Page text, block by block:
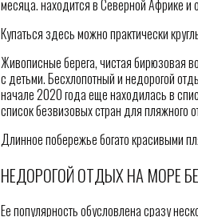
месяца. находится в Северной Африке
Купаться здесь можно практически
Живописные берега, чистая бирюзовая
с детьми. Бесхлопотный и недорогой
начале 2020 года еще находилась в
список безвизовых стран для пляжного
Длинное побережье богато красивыми
НЕДОРОГОЙ ОТДЫХ НА МОРЕ
Ее популярность обусловлена сразу